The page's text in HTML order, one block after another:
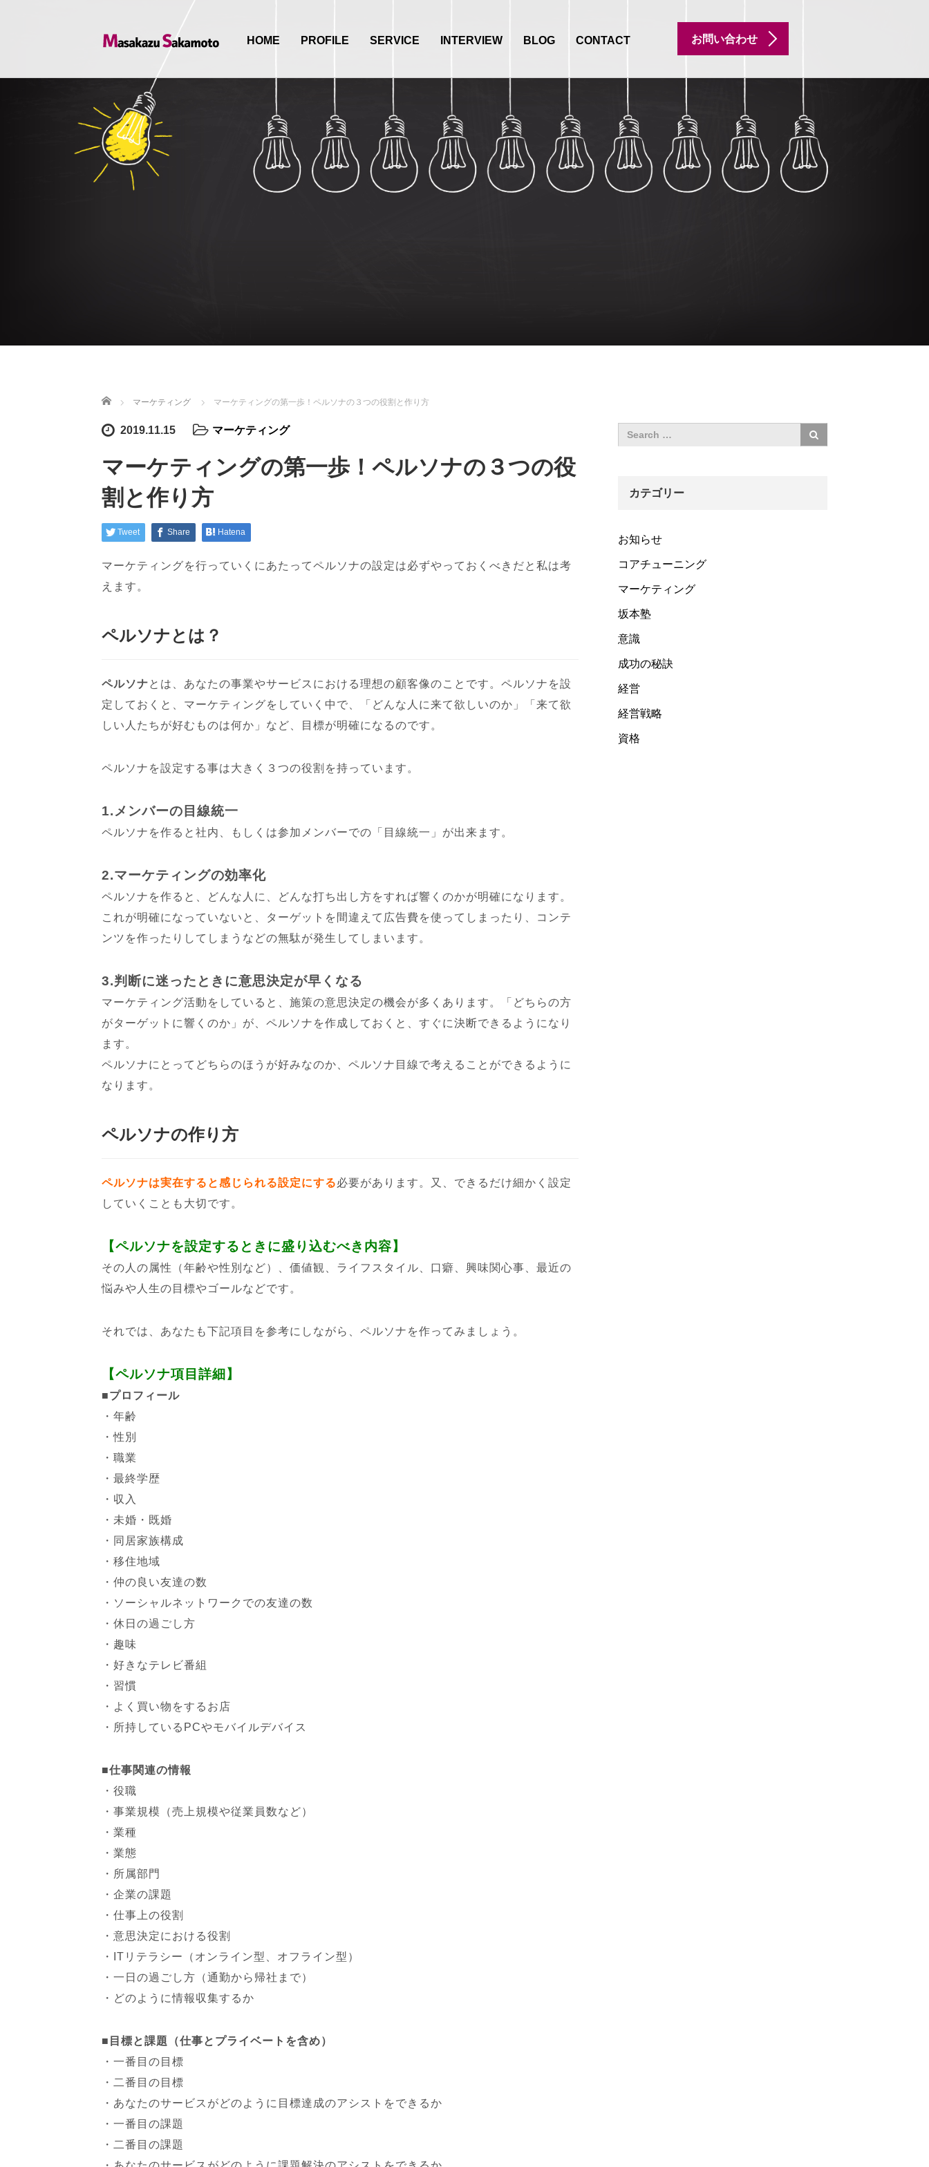
HOME PROFILE SERVICE INTERVIEW BLOG CONTACT お問い合わせ
ホーム マーケティング マーケティングの第一歩！ペルソナの３つの役割と作り方
2019.11.15 マーケティング
マーケティングの第一歩！ペルソナの３つの役
割と作り方
Tweet Share Hatena
マーケティングを行っていくにあたってペルソナの設定は必ずやっておくべきだと私は考
えます。
ペルソナとは？
ペルソナとは、あなたの事業やサービスにおける理想の顧客像のことです。ペルソナを設
定しておくと、マーケティングをしていく中で、「どんな人に来て欲しいのか」「来て欲
しい人たちが好むものは何か」など、目標が明確になるのです。
ペルソナを設定する事は大きく３つの役割を持っています。
1.メンバーの目線統一
ペルソナを作ると社内、もしくは参加メンバーでの「目線統一」が出来ます。
2.マーケティングの効率化
ペルソナを作ると、どんな人に、どんな打ち出し方をすれば響くのかが明確になります。
これが明確になっていないと、ターゲットを間違えて広告費を使ってしまったり、コンテ
ンツを作ったりしてしまうなどの無駄が発生してしまいます。
3.判断に迷ったときに意思決定が早くなる
マーケティング活動をしていると、施策の意思決定の機会が多くあります。「どちらの方
がターゲットに響くのか」が、ペルソナを作成しておくと、すぐに決断できるようになり
ます。
ペルソナにとってどちらのほうが好みなのか、ペルソナ目線で考えることができるように
なります。
ペルソナの作り方
ペルソナは実在すると感じられる設定にする必要があります。又、できるだけ細かく設定
していくことも大切です。
【ペルソナを設定するときに盛り込むべき内容】
その人の属性（年齢や性別など）、価値観、ライフスタイル、口癖、興味関心事、最近の
悩みや人生の目標やゴールなどです。
それでは、あなたも下記項目を参考にしながら、ペルソナを作ってみましょう。
【ペルソナ項目詳細】
■プロフィール
・年齢
・性別
・職業
・最終学歴
・収入
・未婚・既婚
・同居家族構成
・移住地域
・仲の良い友達の数
・ソーシャルネットワークでの友達の数
・休日の過ごし方
・趣味
・好きなテレビ番組
・習慣
・よく買い物をするお店
・所持しているPCやモバイルデバイス
■仕事関連の情報
・役職
・事業規模（売上規模や従業員数など）
・業種
・業態
・所属部門
・企業の課題
・仕事上の役割
・意思決定における役割
・ITリテラシー（オンライン型、オフライン型）
・一日の過ごし方（通勤から帰社まで）
・どのように情報収集するか
■目標と課題（仕事とプライベートを含め）
・一番目の目標
・二番目の目標
・あなたのサービスがどのように目標達成のアシストをできるか
・一番目の課題
・二番目の課題
カテゴリー
お知らせ
コアチューニング
マーケティング
坂本塾
意識
成功の秘訣
経営
経営戦略
資格